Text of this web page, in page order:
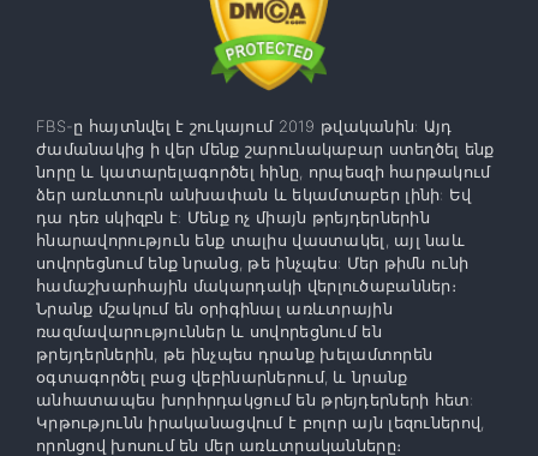
FBS-ը հայտնվել է շուկայում 2019 թվականին: Այդ
ժամանակից ի վեր մենք շարունակաբար ստեղծել ենք
նորը և կատարելագործել հինը, որպեսզի հարթակում
ձեր առևտուրն անխափան և եկամտաբեր լինի: Եվ
դա դեռ սկիզբն է: Մենք ոչ միայն թրեյդերներին
հնարավորություն ենք տալիս վաստակել, այլ նաև
սովորեցնում ենք նրանց, թե ինչպես: Մեր թիմն ունի
համաշխարհային մակարդակի վերլուծաբաններ։
Նրանք մշակում են օրիգինալ առևտրային
ռազմավարություններ և սովորեցնում են
թրեյդերներին, թե ինչպես դրանք խելամտորեն
օգտագործել բաց վեբինարներում, և նրանք
անհատապես խորհրդակցում են թրեյդերների հետ:
Կրթությունն իրականացվում է բոլոր այն լեզուներով,
որոնցով խոսում են մեր առևտրականները։